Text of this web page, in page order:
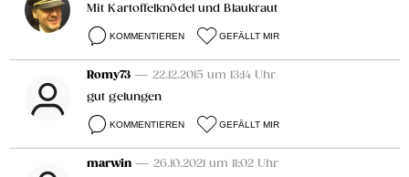
Mit Kartoffelknödel und Blaukraut
KOMMENTIEREN GEFÄLLT MIR
Romy73 — 22.12.2015 um 13:14 Uhr
gut gelungen
KOMMENTIEREN GEFÄLLT MIR
marwin — 26.10.2021 um 11:02 Uhr